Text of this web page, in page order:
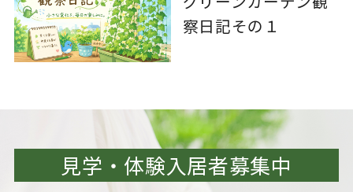
察日記その１
見学・体験入居者募集中